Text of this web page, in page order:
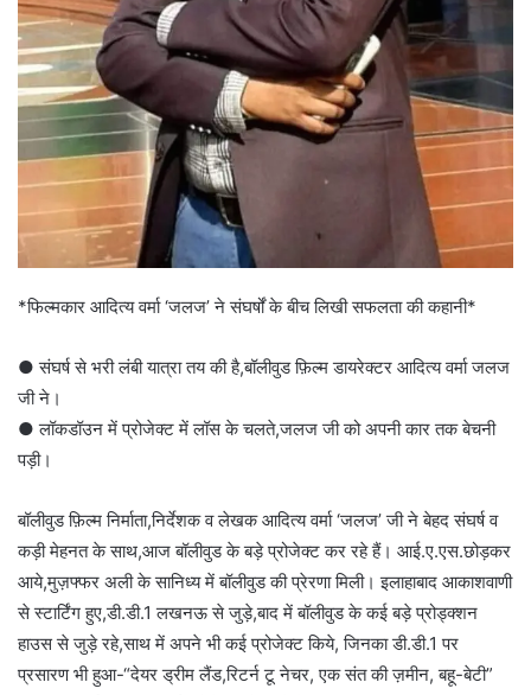
*फिल्मकार आदित्य वर्मा ‘जलज’ ने संघर्षों के बीच लिखी सफलता की कहानी*
● संघर्ष से भरी लंबी यात्रा तय की है,बॉलीवुड फ़िल्म डायरेक्टर आदित्य वर्मा जलज
जी ने।
● लॉकडॉउन में प्रोजेक्ट में लॉस के चलते,जलज जी को अपनी कार तक बेचनी
पड़ी।
बॉलीवुड फ़िल्म निर्माता,निर्देशक व लेखक आदित्य वर्मा ‘जलज’ जी ने बेहद संघर्ष व
कड़ी मेहनत के साथ,आज बॉलीवुड के बड़े प्रोजेक्ट कर रहे हैं। आई.ए.एस.छोड़कर
आये,मुज़फ्फर अली के सानिध्य में बॉलीवुड की प्रेरणा मिली। इलाहाबाद आकाशवाणी
से स्टार्टिंग हुए,डी.डी.1 लखनऊ से जुड़े,बाद में बॉलीवुड के कई बड़े प्रोड्क्शन
हाउस से जुड़े रहे,साथ में अपने भी कई प्रोजेक्ट किये, जिनका डी.डी.1 पर
प्रसारण भी हुआ-“देयर ड्रीम लैंड,रिटर्न टू नेचर, एक संत की ज़मीन, बहू-बेटी”